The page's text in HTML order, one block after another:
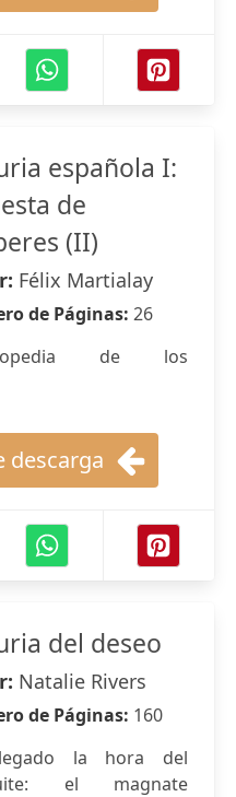
española I:
de
(II)
Félix Martialay
de Páginas: 26
de los
descarga
del deseo
Natalie Rivers
de Páginas: 160
la hora del
el magnate